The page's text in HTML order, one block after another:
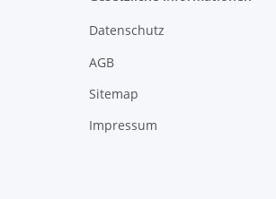
Datenschutz
AGB
Sitemap
Impressum